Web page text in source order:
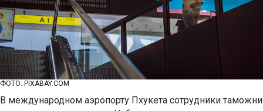
ФОТО: PIXABAY.COM
В международном аэропорту Пхукета сотрудники таможни